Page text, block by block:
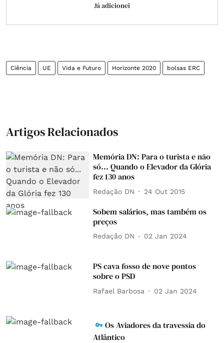
Já adicionei
Ciência UE Vida e Futuro Horizonte 2020 bolsas ERC
Artigos Relacionados
Memória DN: Para o turista e não
só... Quando o Elevador da Glória
fez 130 anos
Redação DN 24 Out 2015
Sobem salários, mas também os
preços
Redação DN 02 Jan 2024
PS cava fosso de nove pontos
sobre o PSD
Rafael Barbosa 02 Jan 2024
Os Aviadores da travessia do
Atlântico